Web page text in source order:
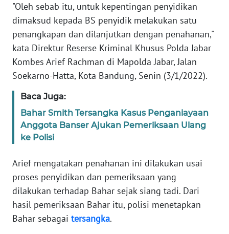
"Oleh sebab itu, untuk kepentingan penyidikan
dimaksud kepada BS penyidik melakukan satu
penangkapan dan dilanjutkan dengan penahanan,"
kata Direktur Reserse Kriminal Khusus Polda Jabar
Kombes Arief Rachman di Mapolda Jabar, Jalan
Soekarno-Hatta, Kota Bandung, Senin (3/1/2022).
Baca Juga:
Bahar Smith Tersangka Kasus Penganiayaan
Anggota Banser Ajukan Pemeriksaan Ulang
ke Polisi
Arief mengatakan penahanan ini dilakukan usai
proses penyidikan dan pemeriksaan yang
dilakukan terhadap Bahar sejak siang tadi. Dari
hasil pemeriksaan Bahar itu, polisi menetapkan
Bahar sebagai tersangka.
BERITA
KONTAK
KAMI
INFO
TENTANG
KAMI
MEDIA
REDAKSI